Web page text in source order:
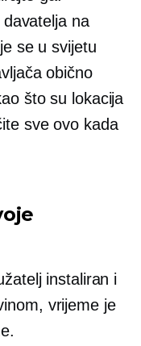
na
se u svijetu
obično
što su lokacija
sve ovo kada
instaliran i
vrijeme je